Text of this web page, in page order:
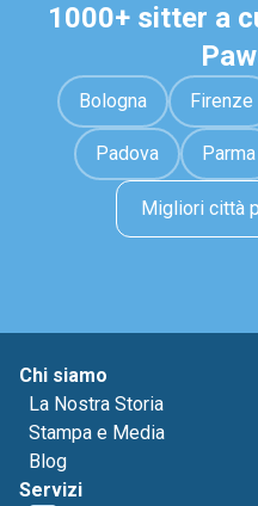
1000+ sitter a
Bologna Firenze
Padova Parma
Migliori città
Chi siamo
La Nostra Storia
Stampa e Media
Blog
Servizi